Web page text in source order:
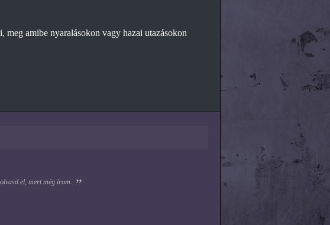
amibe nyaralásokon vagy hazai utazásokon
el, mert még írom.